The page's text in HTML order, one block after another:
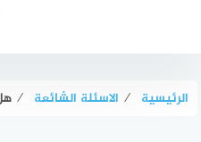
الرئيسية ⁄ الاسئلة الشائعة ⁄ هل